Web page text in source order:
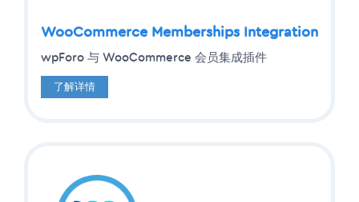
WooCommerce Memberships Integration
wpForo 与 WooCommerce 会员集成插件
了解详情